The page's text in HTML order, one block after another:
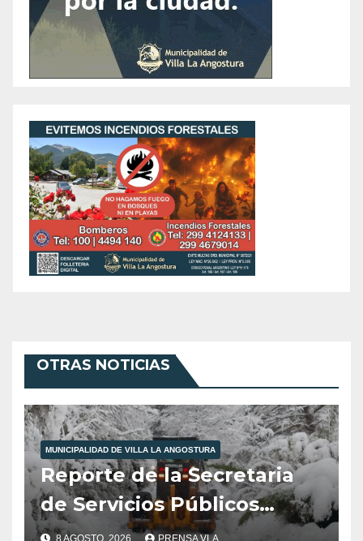
OTRAS NOTICIAS
MUNICIPALIDAD DE VILLA LA ANGOSTURA
Reporte de la Secretaria
de Servicios Públicos
Municipalidad de Villa la
8 AGOSTO, 2026 PRENSA VLA